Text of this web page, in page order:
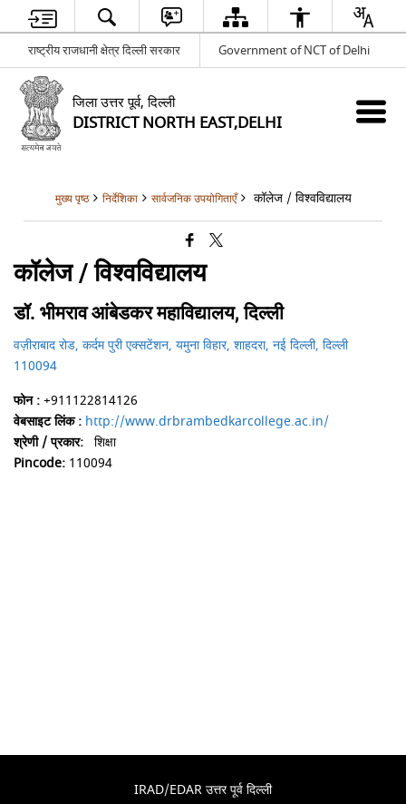
राष्ट्रीय राजधानी क्षेत्र दिल्ली सरकार Government of NCT of Delhi
जिला उत्तर पूर्व, दिल्ली
DISTRICT NORTH EAST,DELHI
मुख्य पृष्ठ निर्देशिका सार्वजनिक उपयोगिताएँ कॉलेज / विश्वविद्यालय
कॉलेज / विश्वविद्यालय
डॉ. भीमराव आंबेडकर महाविद्यालय, दिल्ली
वज़ीराबाद रोड, कर्दम पुरी एक्सटेंशन, यमुना विहार, शाहदरा, नई दिल्ली, दिल्ली
110094
फोन :+911122814126
वेबसाइट लिंक : http://www.drbrambedkarcollege.ac.in/
श्रेणी / प्रकार: शिक्षा
Pincode: 110094
IRAD/EDAR उत्तर पूर्व दिल्ली